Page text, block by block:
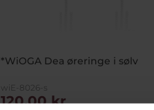
*WiOGA Dea øreringe i sølv
wiE-8026-s
120,00 kr